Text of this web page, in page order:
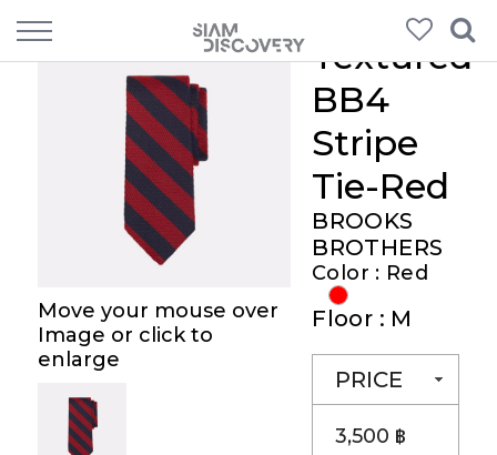
Move your mouse over
Image or click to
enlarge
Textured
BB4
Stripe
Tie-Red
BROOKS
BROTHERS
Color : Red
Floor : M
PRICE
3,500 ฿